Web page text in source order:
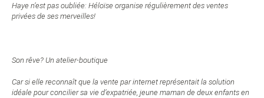
Haye n’est pas oubliée: Héloïse organise régulièrement des ventes
privées de ses merveilles!
Son rêve? Un atelier-boutique
Car si elle reconnaît que la vente par internet représentait la solution
idéale pour concilier sa vie d’expatriée, jeune maman de deux enfants en